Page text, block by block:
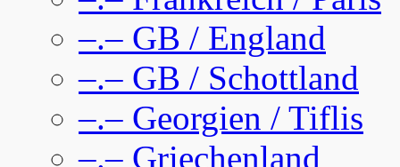
–.– GB / England
–.– GB / Schottland
–.– Georgien / Tiflis
–.– Griechenland